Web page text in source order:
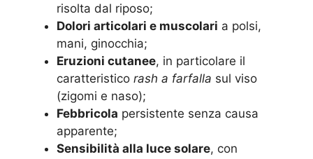
risolta dal riposo;
Dolori articolari e muscolari a polsi,
mani, ginocchia;
Eruzioni cutanee, in particolare il
caratteristico rash a farfalla sul viso
(zigomi e naso);
Febbricola persistente senza causa
apparente;
Sensibilità alla luce solare, con